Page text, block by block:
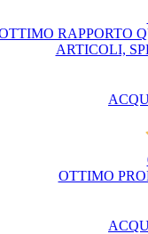
RAPPORTO
ARTICOLI,
OTTIMO